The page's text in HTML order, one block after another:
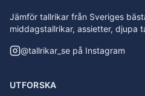
Jämför tallrikar från Sveriges
middagstallrikar, assietter, djupa
@tallrikar_se på Instagram
UTFORSKA